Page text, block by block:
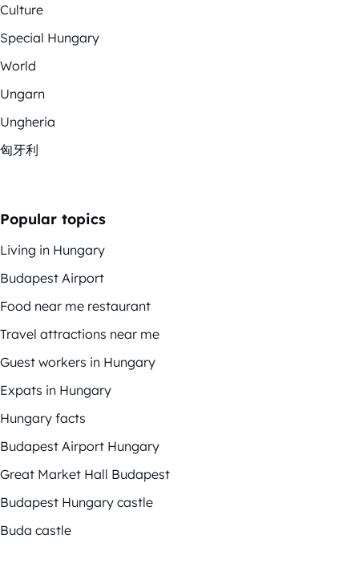
Culture
Special Hungary
World
Ungarn
Ungheria
匈牙利
Popular topics
Living in Hungary
Budapest Airport
Food near me restaurant
Travel attractions near me
Guest workers in Hungary
Expats in Hungary
Hungary facts
Budapest Airport Hungary
Great Market Hall Budapest
Budapest Hungary castle
Buda castle